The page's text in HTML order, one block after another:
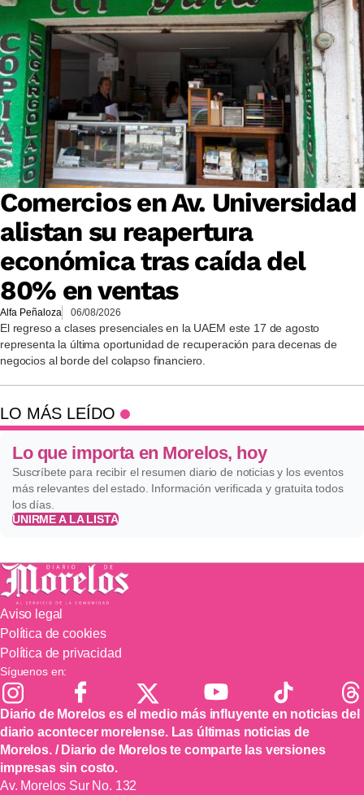
Comercios en Av. Universidad
alistan su reapertura
económica tras caída del
80% en ventas
Alfa Peñaloza 06/08/2026
El regreso a clases presenciales en la UAEM este 17 de agosto
representa la última oportunidad de recuperación para decenas de
negocios al borde del colapso financiero.
LO MÁS LEÍDO
Lo que importa en Morelos, hoy
Suscríbete para recibir el resumen diario de noticias y los eventos
más relevantes del estado. Información verificada y gratuita todos
los días.
UNIRME A LA LISTA
Aviso legal
Política de cookies
Política de privacidad
Síguenos en:
Diario de Morelos es el medio más influyente en noticias del
diario acontecer morelense. Las últimas noticias de
Morelos. / Diario de Morelos te comparte las versiones
impresas sin costo.
Av. Morelos Sur No. 132